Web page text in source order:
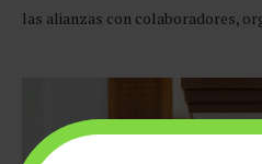
las alianzas con colaboradores,